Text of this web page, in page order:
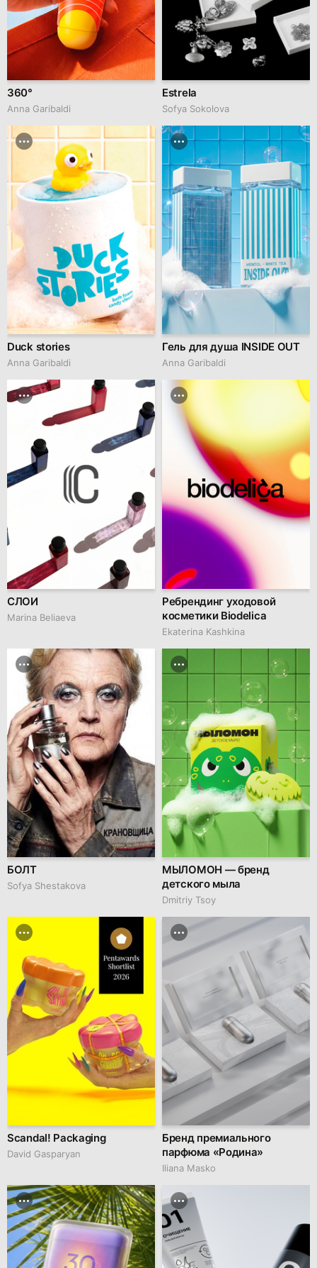
360°
Anna Garibaldi
Estrela
Sofya Sokolova
Duck stories
Anna Garibaldi
Гель для душа INSIDE OUT
Anna Garibaldi
СЛОИ
Marina Beliaeva
Ребрендинг уходовой
косметики Biodelica
Ekaterina Kashkina
БОЛТ
Sofya Shestakova
МЫЛОМОН — бренд
детского мыла
Dmitriy Tsoy
Scandal! Packaging
David Gasparyan
Бренд премиального
парфюма «Родина»
Iliana Masko